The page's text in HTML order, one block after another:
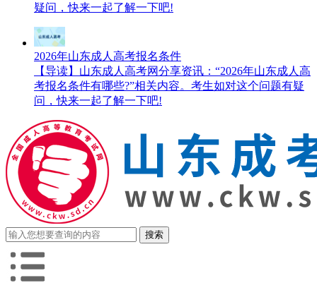
疑问，快来一起了解一下吧!
2026年山东成人高考报名条件
【导读】山东成人高考网分享资讯：“2026年山东成人高
考报名条件有哪些?”相关内容。考生如对这个问题有疑
问，快来一起了解一下吧!